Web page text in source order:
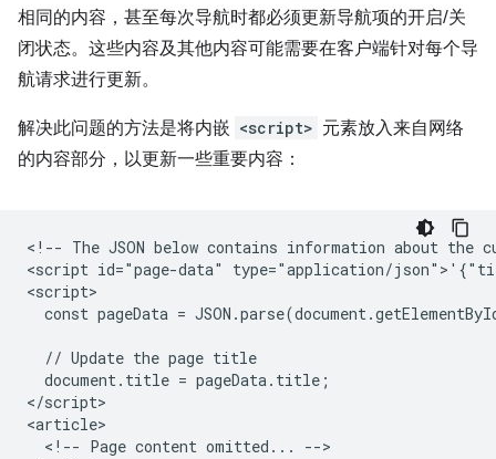
相同的内容，甚至每次导航时都必须更新导航项的开启/关
闭状态。这些内容及其他内容可能需要在客户端针对每个导
航请求进行更新。
解决此问题的方法是将内嵌 <script> 元素放入来自网络
的内容部分，以更新一些重要内容：
<!-- The JSON below contains information about the
<script id="page-data" type="application/
<script>
const pageData =
  // Update the page title
  document.title = pageData.title;
</script>
<article>
  <!-- Page content omitted... -->